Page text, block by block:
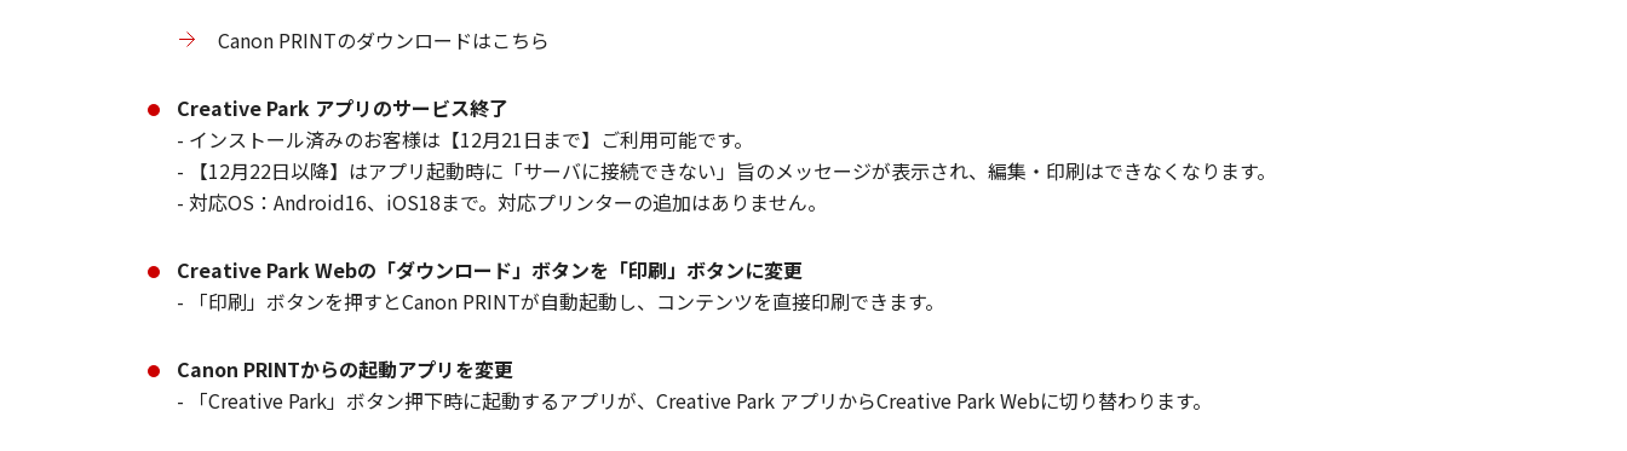
Canon PRINTのダウンロードはこちら
Creative Park アプリのサービス終了
- インストール済みのお客様は【12月21日まで】ご利用可能です。
- 【12月22日以降】はアプリ起動時に「サーバに接続できない」旨のメッセージが表示され、編集・印刷はできなくなります。
- 対応OS：Android16、iOS18まで。対応プリンターの追加はありません。
Creative Park Webの「ダウンロード」ボタンを「印刷」ボタンに変更
- 「印刷」ボタンを押すとCanon PRINTが自動起動し、コンテンツを直接印刷できます。
Canon PRINTからの起動アプリを変更
- 「Creative Park」ボタン押下時に起動するアプリが、Creative Park アプリからCreative Park Webに切り替わります。